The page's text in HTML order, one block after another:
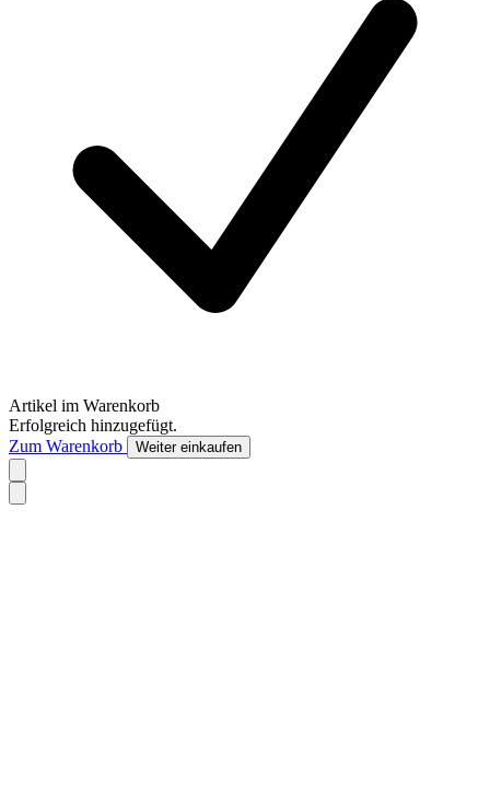
Artikel im Warenkorb
Erfolgreich hinzugefügt.
Zum Warenkorb
Weiter einkaufen